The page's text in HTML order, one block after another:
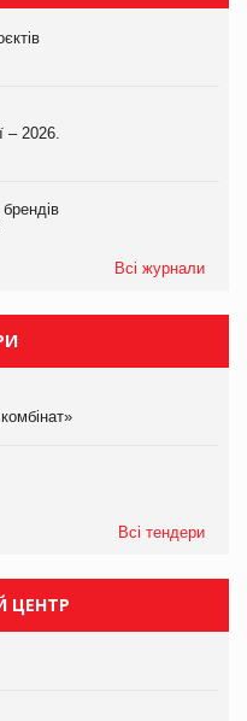
– 2026.
Всі журнали
Всі тендери
ЦЕНТР